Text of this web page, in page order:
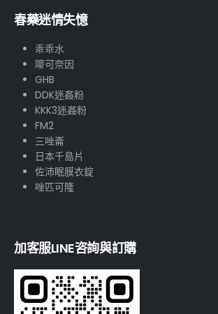
春藥迷情失憶
乖乖水
嘜可奈因
GHB
DDK迷姦粉
KKK3迷姦粉
FM2
三唑崙
日本千島片
佐沛眠膜衣錠
唑匹可隆
加客服LINE咨詢與訂購